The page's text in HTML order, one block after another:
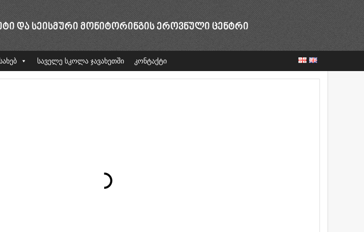
ᲓᲐ ᲡᲔᲘᲡᲛᲣᲠᲘ ᲛᲝᲜᲘᲢᲝᲠᲘᲜᲒᲘᲡ ᲔᲠᲝᲕᲜᲣᲚᲘ ᲪᲔᲜᲢᲠᲘ
საველე სკოლა ჯავახეთში კონტაქტი